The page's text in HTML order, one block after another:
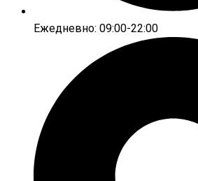
Ежедневно: 09:00-22:00